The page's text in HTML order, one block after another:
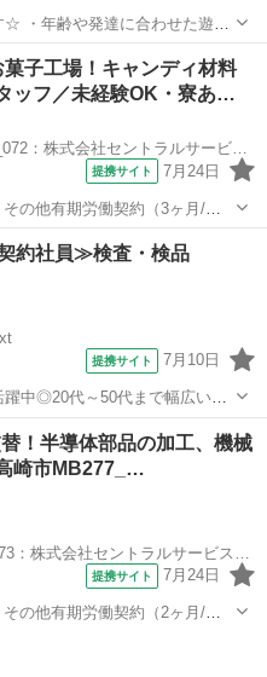
び
子工場！キャンディ材料
ッフ／未経験OK・寮あ…
応募番号[MB]081-2_072：株式会社セントラルサービス 本社採用係
提携サイト 7月24日
約社員≫検査・検品
提携サイト 7月10日
躍中◎20代～50代まで幅広い年
応募＆同シフトOK！年間休日
★日払い制度あり！作業着無償
！半導体部品の加工、機械
崎市MB277_…
提携サイト 7月24日